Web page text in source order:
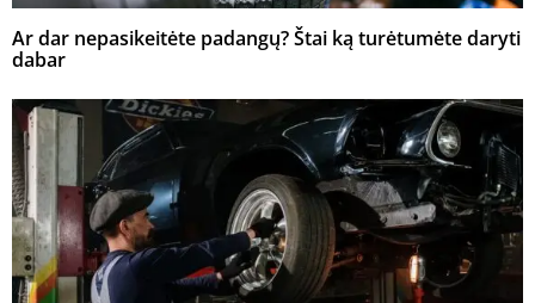
Ar dar nepasikeitėte padangų? Štai ką turėtumėte daryti
dabar